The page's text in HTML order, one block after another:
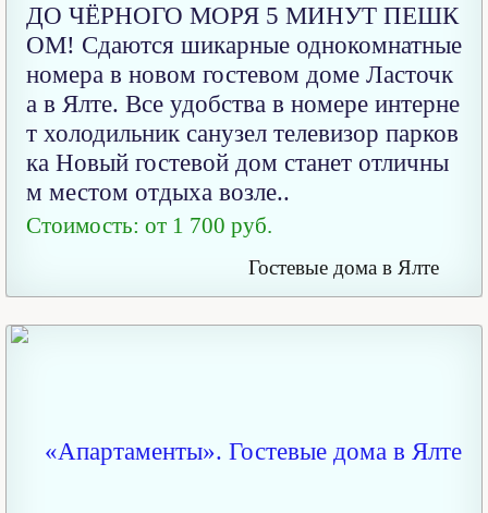
ДО ЧЁРНОГО МОРЯ 5 МИНУТ ПЕШК
ОМ! Сдаются шикарные однокомнатные
номера в новом гостевом доме Ласточк
а в Ялте. Все удобства в номере интерне
т холодильник санузел телевизор парков
ка Новый гостевой дом станет отличны
м местом отдыха возле..
Стоимость: от 1 700 руб.
Гостевые дома в Ялте